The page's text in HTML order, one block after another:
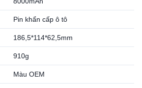
Pin khẩn cấp ô tô
186,5*114*62,5mm
910g
Màu OEM